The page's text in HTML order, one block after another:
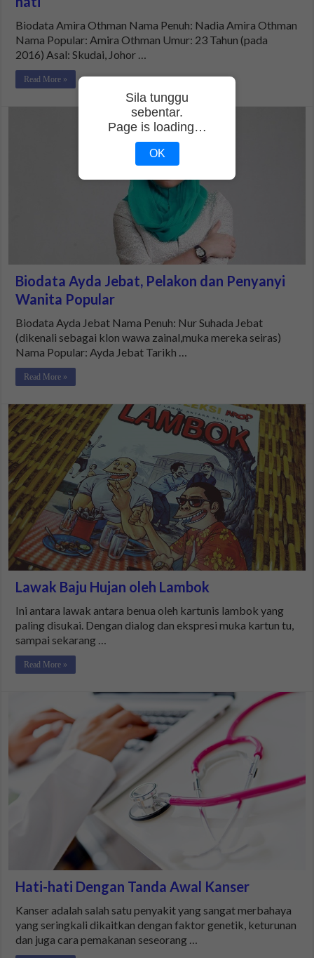
Biodata Amira Othman Nama Penuh: Nadia Amira Othman
Nama Popular: Amira Othman Umur: 23 Tahun (pada
2016) Asal: Skudai, Johor …
Read More »
Biodata Ayda Jebat, Pelakon dan Penyanyi
Wanita Popular
Biodata Ayda Jebat Nama Penuh: Nur Suhada Jebat
(dikenali sebagai klon wawa zainal,muka mereka seiras)
Nama Popular: Ayda Jebat Tarikh …
Read More »
Lawak Baju Hujan oleh Lambok
Ini antara lawak antara benua oleh kartunis lambok yang
paling disukai. Dengan dialog dan ekspresi muka kartun tu,
sampai sekarang …
Read More »
Hati-hati Dengan Tanda Awal Kanser
Kanser adalah salah satu penyakit yang sangat merbahaya
yang seringkali dikaitkan dengan faktor genetik, keturunan
dan juga cara pemakanan seseorang …
Sila tunggu
sebentar.
Page is loading…
OK